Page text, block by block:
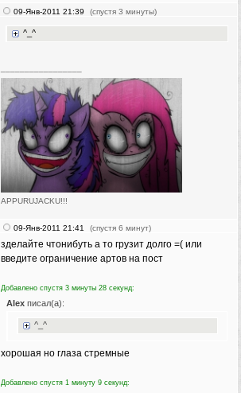
09-Янв-2011 21:39 (спустя 3 минуты)
^_^
APPURUJACKU!!!
[Touhou Team]
[Kawaii Team]
[Chaotic-Neutral's Team]
Vegetarians eat vegetables. Beware of humanitarians!
09-Янв-2011 21:41 (спустя 6 минут)
зделайте чтонибуть а то грузит долго =( или
введите ограничение артов на пост
Добавлено спустя 3 минуты 28 секунд:
AIex писал(а):
^_^
хорошая но глаза стремные
Добавлено спустя 1 минуту 9 секунд: